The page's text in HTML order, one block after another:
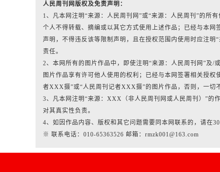
人民周刊网版权及免责声明：
1、凡本网注明“来源：人民周刊网”或“来源：人民周刊”的所
个人不得转载、摘编或以其它方式使用上述作品；已经与本
声明，不得违反该等限制声明，且在授权范围内使用时应注
责任。
2、本网所有的图片作品中，即使注明“来源：人民周刊网”及/
图片作品享有许可他人使用的权利；已经与本网签署相关授
者XXX摄”或“人民周刊记者XXX摄”的图片作品，否则，一切
3、凡本网注明“来源：XXX（非人民周刊网或人民周刊）”的
对其真实性负责。
4、如因作品内容、版权和其它问题需要同本网联系的，请在30
※ 联系电话：010-65363526 邮箱：rmzk001@163.com